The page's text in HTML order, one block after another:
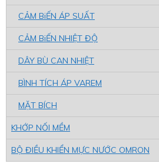
CẢM BiẾN ÁP SUẤT
CẢM BiẾN NHIỆT ĐỘ
DÂY BÙ CAN NHIỆT
BÌNH TÍCH ÁP VAREM
MẶT BÍCH
KHỚP NỐI MỀM
BỘ ĐIỀU KHIỂN MỰC NƯỚC OMRON